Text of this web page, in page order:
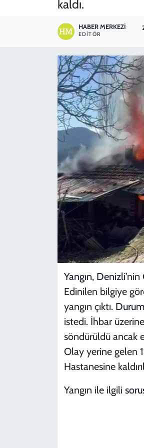
kaldı.
HABER MERKEZI
EDITÖR
Yangın, Denizli
Edinilen bilgiye
yangın çıktı.
istedi. İhbar
söndürüldü ancak
Olay yerine gelen
Hastanesine
Yangın ile ilgili